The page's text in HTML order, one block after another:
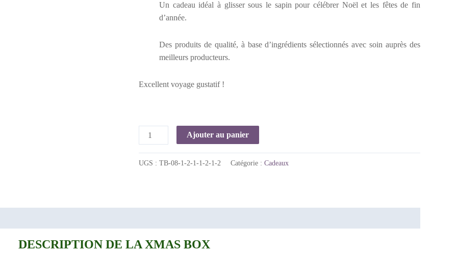
Un cadeau idéal à glisser sous le sapin pour célébrer Noël et les fêtes de fin
d’année.
Des produits de qualité, à base d’ingrédients sélectionnés avec soin auprès des
meilleurs producteurs.
Excellent voyage gustatif !
Ajouter au panier
UGS : TB-08-1-2-1-1-2-1-2 Catégorie : Cadeaux
DESCRIPTION DE LA XMAS BOX